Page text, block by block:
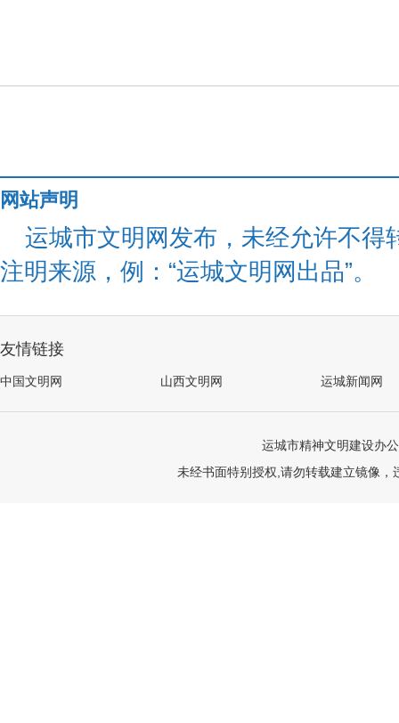
网站声明
运城市文明网发布，未经允许不得
注明来源，例：“运城文明网出品”。
友情链接
中国文明网 山西文明网 运城新闻网
运城市精神文明建设办
未经书面特别授权,请勿转载建立镜像